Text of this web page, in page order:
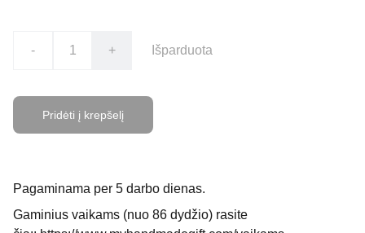
- + Išparduota
Pridėti į krepšelį
Pagaminama per 5 darbo dienas.
Gaminius vaikams (nuo 86 dydžio) rasite